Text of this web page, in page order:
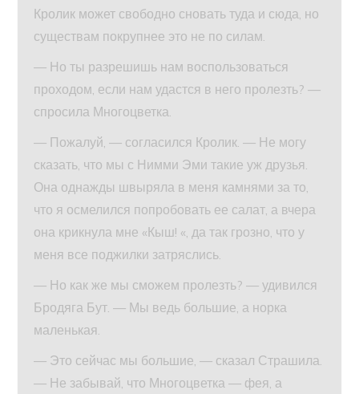
Кролик может свободно сновать туда и сюда, но
существам покрупнее это не по силам.
— Но ты разрешишь нам воспользоваться
проходом, если нам удастся в него пролезть? —
спросила Многоцветка.
— Пожалуй, — согласился Кролик. — Не могу
сказать, что мы с Нимми Эми такие уж друзья.
Она однажды швыряла в меня камнями за то,
что я осмелился попробовать ее салат, а вчера
она крикнула мне «Кыш! «, да так грозно, что у
меня все поджилки затряслись.
— Но как же мы сможем пролезть? — удивился
Бродяга Бут. — Мы ведь большие, а норка
маленькая.
— Это сейчас мы большие, — сказал Страшила.
— Не забывай, что Многоцветка — фея, а